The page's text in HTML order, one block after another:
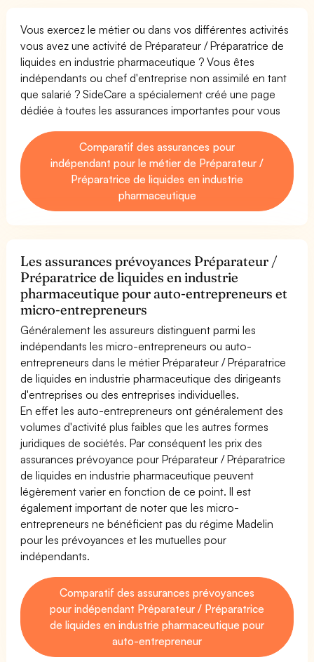
Vous exercez le métier ou dans vos différentes activités
vous avez une activité de Préparateur / Préparatrice de
liquides en industrie pharmaceutique ? Vous êtes
indépendants ou chef d'entreprise non assimilé en tant
que salarié ? SideCare a spécialement créé une page
dédiée à toutes les assurances importantes pour vous
Comparatif des assurances pour
indépendant pour le métier de Préparateur /
Préparatrice de liquides en industrie
pharmaceutique
Les assurances prévoyances Préparateur /
Préparatrice de liquides en industrie
pharmaceutique pour auto-entrepreneurs et
micro-entrepreneurs
Généralement les assureurs distinguent parmi les
indépendants les micro-entrepreneurs ou auto-
entrepreneurs dans le métier Préparateur / Préparatrice
de liquides en industrie pharmaceutique des dirigeants
d'entreprises ou des entreprises individuelles.
En effet les auto-entrepreneurs ont généralement des
volumes d'activité plus faibles que les autres formes
juridiques de sociétés. Par conséquent les prix des
assurances prévoyance pour Préparateur / Préparatrice
de liquides en industrie pharmaceutique peuvent
légèrement varier en fonction de ce point. Il est
également important de noter que les micro-
entrepreneurs ne bénéficient pas du régime Madelin
pour les prévoyances et les mutuelles pour
indépendants.
Comparatif des assurances prévoyances
pour indépendant Préparateur / Préparatrice
de liquides en industrie pharmaceutique pour
auto-entrepreneur